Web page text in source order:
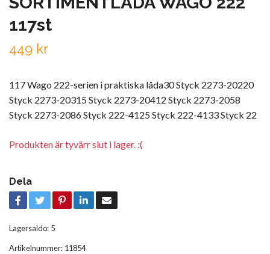
117st
449 kr
117 Wago 222-serien i praktiska låda30 Styck 2273-20220
Styck 2273-20315 Styck 2273-20412 Styck 2273-2058
Styck 2273-2086 Styck 222-4125 Styck 222-4133 Styck 22
Produkten är tyvärr slut i lager. :(
Dela
Lagersaldo: 5
Artikelnummer: 11854